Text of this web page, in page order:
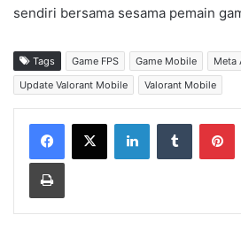
sendiri bersama sesama pemain
Tags Game FPS Game Mobile
Meta
Update Valorant Mobile
Valorant Mobile